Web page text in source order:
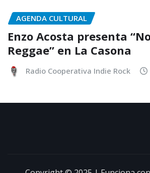
AGENDA CULTURAL
Enzo Acosta presenta
Reggae” en La Casona
Radio Cooperativa Indie Rock